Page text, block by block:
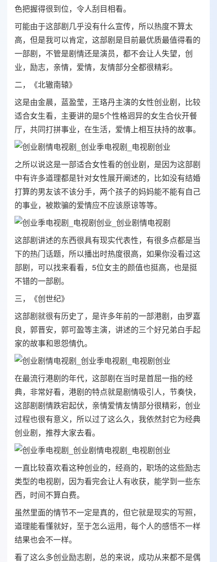
色把握得很到位，令人刮目相看。
可能由于这部剧几乎没有什么宣传，所以热度不算太
高，但是我可以肯定，这部剧是目前最优质最值得看的
一部剧，不管是剧情还是演员，都不会让人失望，创
业，励志，亲情，爱情，友情部分全都很精彩。
二，《北辙南辕》
这是由金晨，蓝盈莹，王珞丹主演的女性创业剧，比较
适合女生看，主要讲的是5个性格迥异的女生合伙开餐
厅，共同打拼事业，在生活，爱情上相互扶持的故事。
之所以说这是一部适合女性看的创业剧，是因为这部剧
中有许多道理都是针对女性展开阐述的，比如没有结婚
打算的男友该不该分手，两个孩子的妈妈能不能有自己
的事业，被欺骗的爱情应不应该原谅等等。
这部剧讲述的东西很具有现实代表性，有很多点都是当
下的热门话题，所以播出时热度很高，如果你没看过这
部剧，可以找来看看，5位女主的颜值也挺高，也是挺
不错的一部剧。
三，《创世纪》
这部剧就很有历史了，是许多年前的一部港剧，由罗嘉
良，郭晋安，郭可盈等主演，讲述的三个好兄弟白手起
家的故事和恩怨情仇。
在最流行港剧的年代，这部剧在当时是首屈一指的经
典，非常好看，港剧的特点就是剧情吸引人，节奏快，
这部剧剧情跌宕起伏，亲情爱情友情部分很精彩，创业
过程也很有意义，所以过了这么久，我依然封它为经典
创业剧，推荐大家去看。
一直比较喜欢看这种创业的，经商的，职场的这些励志
类型的电视剧，因为看完会让人有收获，能学到一些东
西，时间不算白费。
虽然里面的情节不一定是真的，但它就是现实的写照，
道理能看懂就好，至于怎么运用，每个人的感悟不一样
结果也会不一样。
看了这么多创业励志剧，总的来说，成功从来都不是偶